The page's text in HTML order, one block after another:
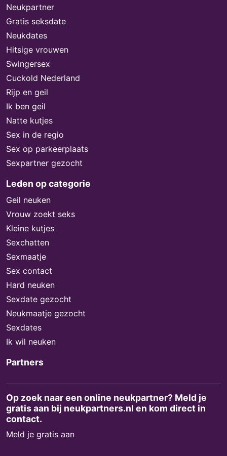
Neukpartner
Gratis seksdate
Neukdates
Hitsige vrouwen
Swingersex
Cuckold Nederland
Rijp en geil
Ik ben geil
Natte kutjes
Sex in de regio
Sex op parkeerplaats
Sexpartner gezocht
Leden op categorie
Geil neuken
Vrouw zoekt seks
Kleine kutjes
Sexchatten
Sexmaatje
Sex contact
Hard neuken
Sexdate gezocht
Neukmaatje gezocht
Sexdates
Ik wil neuken
Partners
Op zoek naar een online neukpartner? Meld je
gratis aan bij neukpartners.nl en kom direct in
contact.
Meld je gratis aan